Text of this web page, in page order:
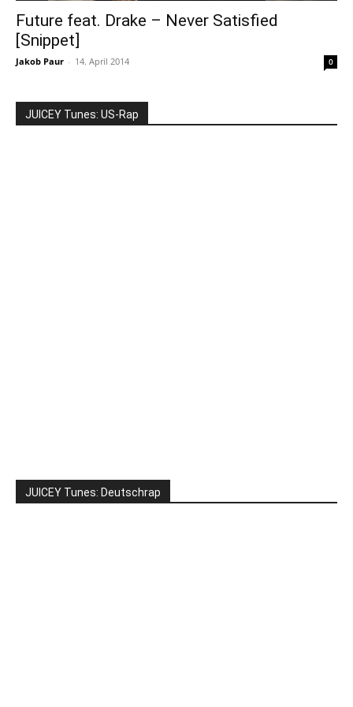
Future feat. Drake – Never Satisfied
[Snippet]
Jakob Paur - 14. April 2014 0
JUICEY Tunes: US-Rap
JUICEY Tunes: Deutschrap